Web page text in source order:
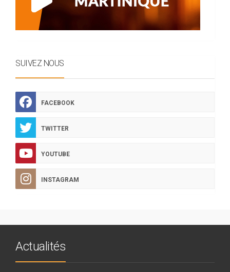
SUIVEZ NOUS
FACEBOOK
TWITTER
YOUTUBE
INSTAGRAM
Actualités